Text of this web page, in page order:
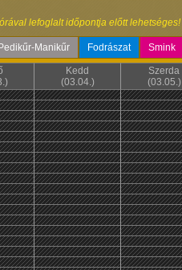
lefoglalt időpontja előtt lehetséges!
Pedikűr-Manikűr Fodrászat Smink
Kedd
(03.04.)
Szerda
(03.05.)